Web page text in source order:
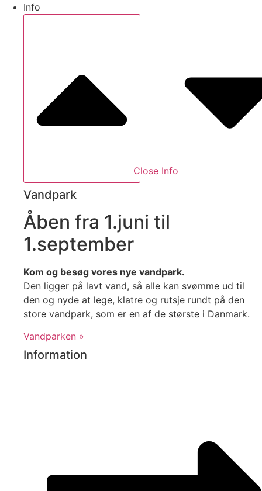
Info
Close Info
Vandpark
Åben fra 1.juni til
1.september
Kom og besøg vores nye vandpark.
Den ligger på lavt vand, så alle kan svømme ud til
den og nyde at lege, klatre og rutsje rundt på den
store vandpark, som er en af de største i Danmark.
Vandparken »
Information